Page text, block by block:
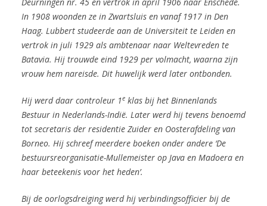
In 1908 woonden ze in Zwartsluis en vanaf 1917 in Den
Haag. Lubbert studeerde aan de Universiteit te Leiden en
vertrok in juli 1929 als ambtenaar naar Weltevreden te
Batavia. Hij trouwde eind 1929 per volmacht, waarna zijn
vrouw hem nareisde. Dit huwelijk werd later ontbonden.
Hij werd daar controleur 1e klas bij het Binnenlands
Bestuur in Nederlands-Indië. Later werd hij tevens benoemd
tot secretaris der residentie Zuider en Oosterafdeling van
Borneo. Hij schreef meerdere boeken onder andere ‘De
bestuursreorganisatie-Mullemeister op Java en Madoera en
haar beteekenis voor het heden’.
Bij de oorlogsdreiging werd hij verbindingsofficier bij de